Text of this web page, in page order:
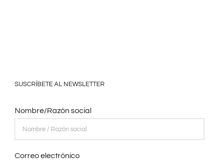
SUSCRÍBETE AL NEWSLETTER
Nombre/Razón social
Correo electrónico